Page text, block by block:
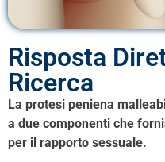
Risposta
Ricerca
La protesi peniena
a due componenti che
per il rapporto sessuale.